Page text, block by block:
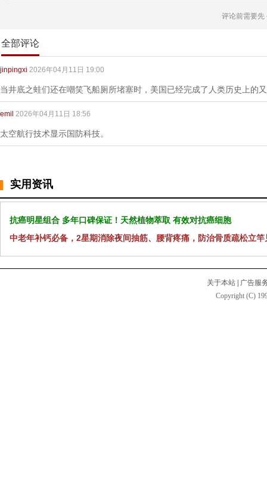
评论前需要先
全部评论
jinpingxi 2026年04月11日 19:00
当井底之蛙们还在嘲笑飞船厕所堵塞时，美国已经完成了人类历史上的
emil 2026年04月11日 18:56
太空航行技术显示国防科技。
实用资讯
抗癌明星组合 多年口碑保证！天然植物萃取 有效对抗癌细胞
中老年补钙必备，2星期消除夜间抽筋、腰背疼痛，防治骨质疏松立竿
关于本站 | 广告服
Copyright (C)